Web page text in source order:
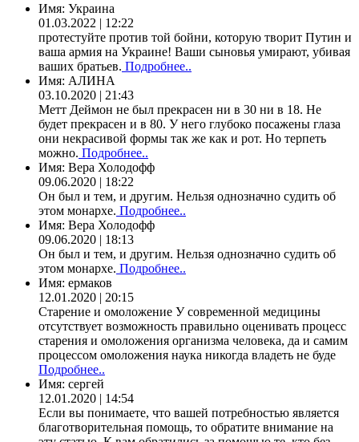
Имя: Украина
01.03.2022 | 12:22
протестуйте против той бойни, которую творит Путин и
ваша армия на Украине! Ваши сыновья умирают, убивая
ваших братьев. Подробнее..
Имя: АЛИНА
03.10.2020 | 21:43
Метт Деймон не был прекрасен ни в 30 ни в 18. Не
будет прекрасен и в 80. У него глубоко посажены глаза
они некрасивой формы так же как и рот. Но терпеть
можно. Подробнее..
Имя: Вера Холодофф
09.06.2020 | 18:22
Он был и тем, и другим. Нельзя однозначно судить об
этом монархе. Подробнее..
Имя: Вера Холодофф
09.06.2020 | 18:13
Он был и тем, и другим. Нельзя однозначно судить об
этом монархе. Подробнее..
Имя: ермаков
12.01.2020 | 20:15
Старение и омоложение У современной медицины
отсутствует возможность правильно оценивать процесс
старения и омоложения организма человека, да и самим
процессом омоложения наука никогда владеть не буде
Подробнее..
Имя: сергей
12.01.2020 | 14:54
Если вы понимаете, что вашей потребностью является
благотворительная помощь, то обратите внимание на